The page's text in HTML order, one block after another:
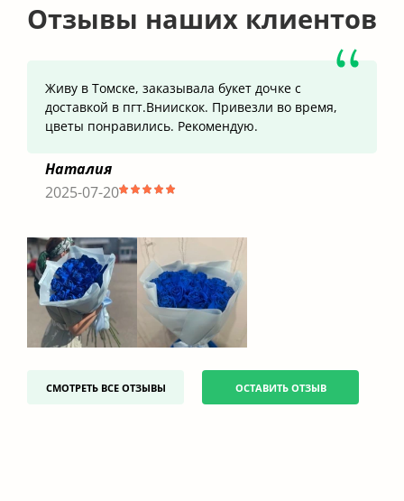
Отзывы наших клиентов
Живу в Томске, заказывала букет дочке с
доставкой в пгт.Вниискок. Привезли во время,
цветы понравились. Рекомендую.
Наталия
2025-07-20
СМОТРЕТЬ ВСЕ ОТЗЫВЫ ОСТАВИТЬ ОТЗЫВ